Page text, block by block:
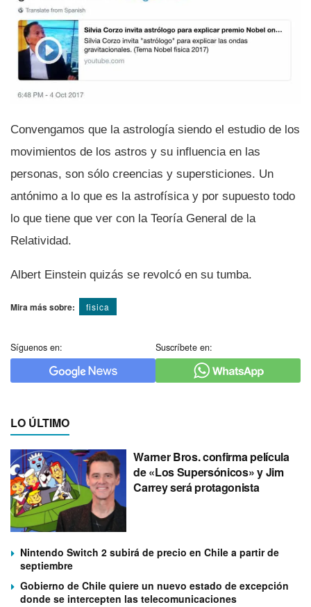
Convengamos que la astrologí­a siendo el estudio de los
movimientos de los astros y su influencia en las
personas, son sólo creencias y supersticiones. Un
antónimo a lo que es la astrofí­sica y por supuesto todo
lo que tiene que ver con la Teorí­a General de la
Relatividad.
Albert Einstein quizás se revolcó en su tumba.
Mira más sobre: fisica
Síguenos en: Suscríbete en:
LO ÚLTIMO
Warner Bros. confirma película
de «Los Supersónicos» y Jim
Carrey será protagonista
Nintendo Switch 2 subirá de precio en Chile a partir de
septiembre
Gobierno de Chile quiere un nuevo estado de excepción
donde se intercepten las telecomunicaciones